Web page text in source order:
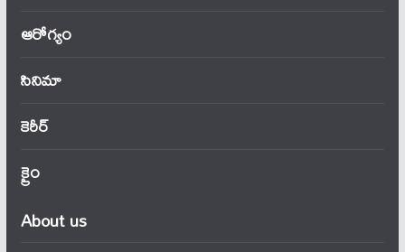
ఆరోగ్యం
సినిమా
కెరీర్
క్రైం
About us